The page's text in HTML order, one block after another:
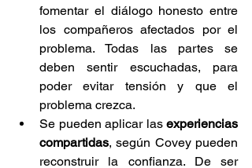
fomentar el diálogo honesto entre
los compañeros afectados por el
problema. Todas las partes se
deben sentir escuchadas, para
poder evitar tensión y que el
problema crezca.
Se pueden aplicar las experiencias
compartidas, según Covey pueden
reconstruir la confianza. De ser